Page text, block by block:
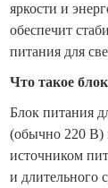
яркости и
обеспечит
питания для
Что такое
Блок питания
(обычно 220 В)
источником
и длительного